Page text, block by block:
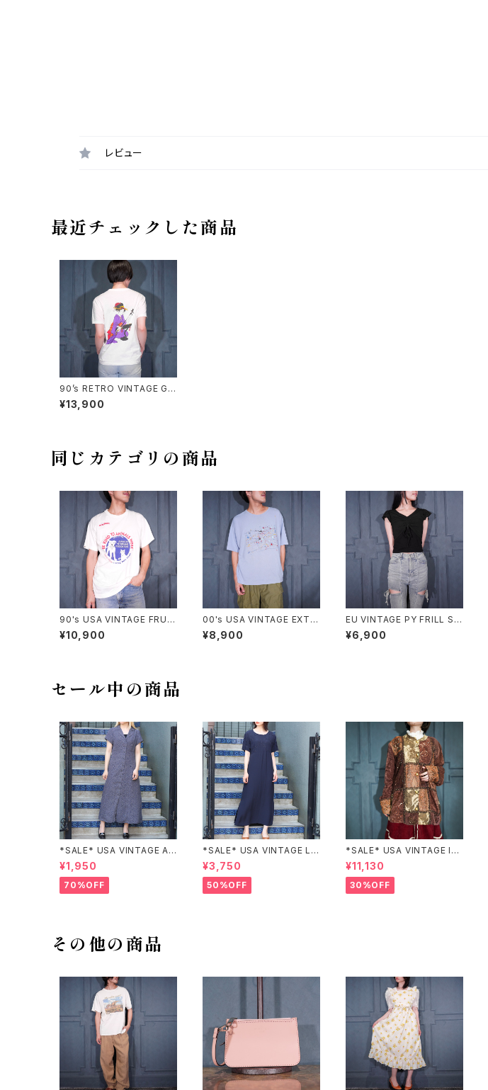
レビュー
最近チェックした商品
90’s RETRO VINTAGE GEI
SHA PRINT DESIGN T SHI
RT/90年代レトロ古着芸者プ
¥13,900
同じカテゴリの商品
90's USA VINTAGE FRUIT
OF THE LOOM PETS MA
RT BE KIND TO ANIMALS
デザインTシャツ
¥10,900
00's USA VINTAGE EXTR
A Elements PAINT DESIG
N T SHIRT/00年代アメリカ
¥8,900
EU VINTAGE PY FRILL SL
EEVE SHARING DESIGN H
ALF SLEEVE TOPS MADE
¥6,900
セール中の商品
*SALE* USA VINTAGE AN
NEX HALF SLEEVE FLOW
ER PATTERNED ONE PIEC
E/アメリカ古着半袖花柄ワン
ピース
¥1,950
70%OFF
*SALE* USA VINTAGE LIZ
claiborne EMBROIDERY
DESIGN NAVY ONE PIEC
E/アメリカ古着刺繍デザイン
ネイビーワンピース
¥3,750
50%OFF
*SALE* USA VINTAGE Ind
igo moon PATCHWORK E
MBROIDERY DESIGN JAC
KET/アメリカ古着パッチワー
ク刺繍ジャケット
¥11,130
30%OFF
その他の商品